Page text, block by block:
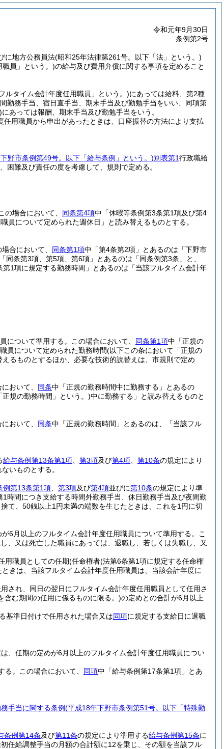
令和元年9月30日
条例第2号
に地方公務員法(昭和25年法律第261号。以下「法」という。)
員」という。)の給与及び費用弁償に関する事項を定めること
ルタイム会計年度任用職員」という。)にあっては給料、第2種
勤務手当、宿日直手当、期末手当及び勤勉手当をいい、同項第
にあっては報酬、期末手当及び勤勉手当をいう。
任用職員から申出があったときは、口座振替の方法により支払
野市条例第49号。以下「給与条例」という。)別表第1行政職給
難及び責任の度を考慮して、規則で定める。
の場合において、 同条第4項中「休暇等条例第3条第1項及び第4
について定められた週休日」と読み替えるものとする。
場合において、 同条第1項中「第4条第2項」とあるのは「下野市
同条第3項、第5項、第6項」とあるのは「同条例第3条」と、
1項に規定する勤務時間」とあるのは「当該フルタイム会計年
について準用する。 この場合において、 同条第1項中「正規の
員について定められた勤務時間(以下この条において「正規の
るものとするほか、必要な技術的読替えは、市規則で定め
おいて、 同条中「正規の勤務時間中に勤務する」とあるの
規の勤務時間」という。)中に勤務する」と読み替えるものと
おいて、 同条中「正規の勤務時間」とあるのは、「当該フル
給与条例第13条第1項 第3項及び第4項 第10条の規定により
いものとする。
例第13条第1項 第3項及び第4項並びに第10条の規定により準
1時間につき支給する時間外勤務手当、休日勤務手当及び夜間勤
て、50銭以上1円未満の端数を生じたときは、これを1円に切
6月以上のフルタイム会計年度任用職員について準用する。
こ
、又は死亡した職員にあっては、退職し、若しくは失職し、又
用職員としての任期(任命権者(法第6条第1項に規定する任命権
きは、当該フルタイム会計年度任用職員は、当該会計年度に
され、同日の翌日にフルタイム会計年度任用職員として任用さ
含む期間の任用に係るものに限る。)の定めとの合計が6月以上
基準日付けで任用された場合又は同項に規定する支給日に退職
、任期の定めが6月以上のフルタイム会計年度任用職員につい
。 この場合において、 同項中「給与条例第17条第1項」とあ
手当に関する条例(平成18年下野市条例第51号。以下「特殊勤
条例第14条及び第11条の規定により準用する給与条例第15条に
任給調整手当の月額の合計額に12を乗じ、その額を当該フル